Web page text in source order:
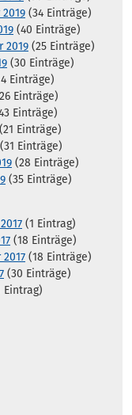
(34 Einträge)
(40 Einträge)
2019 (25 Einträge)
(30 Einträge)
Einträge)
Einträge)
Einträge)
(21 Einträge)
(31 Einträge)
(28 Einträge)
(35 Einträge)
(1 Eintrag)
(18 Einträge)
(18 Einträge)
(30 Einträge)
Eintrag)